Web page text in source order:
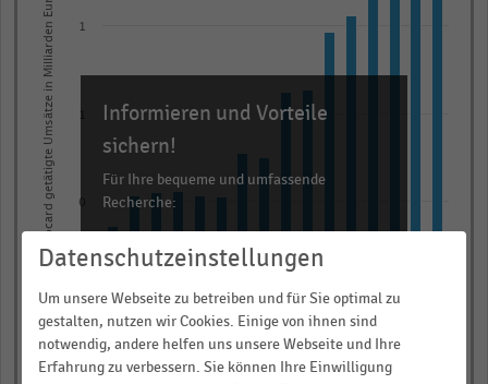
The
chart
has
axis
displaying
categories.
Range:
categories.
The
chart
Mit der Girocard getätigte Umsätze in Milliarden Euro 0
1
Informieren und Vorteile
sichern!
Für Ihre bequeme und umfassende
Recherche:
Über 300.000 Daten und Kennzahlen
Rund 25.000 Statistiken
Download als Excel, PNG, PDF
… und vieles mehr!
Datenschutzeinstellungen
Um unsere Webseite zu betreiben und für Sie optimal zu
gestalten, nutzen wir Cookies. Einige von ihnen sind
notwendig, andere helfen uns unsere Webseite und Ihre
Erfahrung zu verbessern. Sie können Ihre Einwilligung